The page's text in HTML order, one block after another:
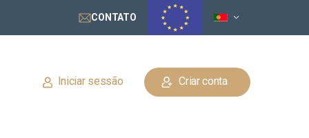
CONTATO
Iniciar sessão Criar conta